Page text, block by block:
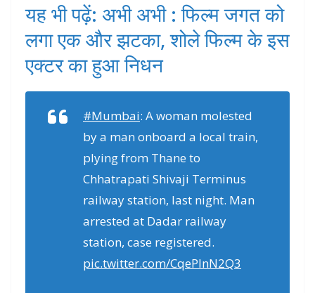
यह भी पढ़ें: अभी अभी : फिल्म जगत को
लगा एक और झटका, शोले फिल्म के इस
एक्टर का हुआ निधन
#Mumbai: A woman molested
by a man onboard a local train,
plying from Thane to
Chhatrapati Shivaji Terminus
railway station, last night. Man
arrested at Dadar railway
station, case registered.
pic.twitter.com/CqePInN2Q3